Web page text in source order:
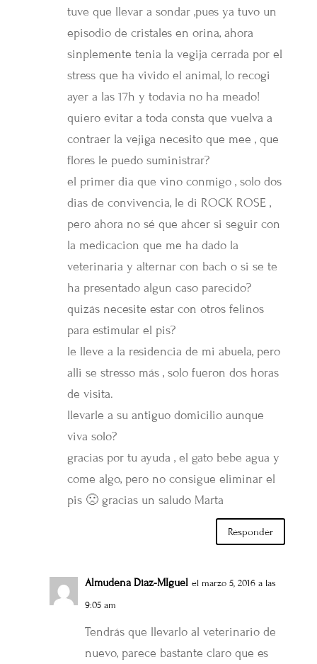
tuve que llevar a sondar ,pues ya tuvo un
episodio de cristales en orina, ahora
sinplemente tenia la vegija cerrada por el
stress que ha vivido el animal, lo recogi
ayer a las 17h y todavia no ha meado!
quiero evitar a toda consta que vuelva a
contraer la vejiga necesito que mee , que
flores le puedo suministrar?
el primer dia que vino conmigo , solo dos
dias de convivencia, le di ROCK ROSE ,
pero ahora no sé que ahcer si seguir con
la medicacion que me ha dado la
veterinaria y alternar con bach o si se te
ha presentado algun caso parecido?
quizás necesite estar con otros felinos
para estimular el pis?
le lleve a la residencia de mi abuela, pero
alli se stresso más , solo fueron dos horas
de visita.
llevarle a su antiguo domicilio aunque
viva solo?
gracias por tu ayuda , el gato bebe agua y
come algo, pero no consigue eliminar el
pis 🙁 gracias un saludo Marta
Responder
Almudena Diaz-MIguel el marzo 5, 2016 a las
9:05 am
Tendrás que llevarlo al veterinario de
nuevo, parece bastante claro que es